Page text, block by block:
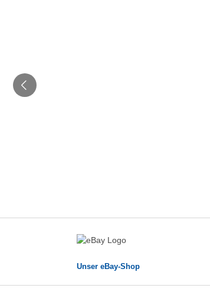
Unser eBay-Shop